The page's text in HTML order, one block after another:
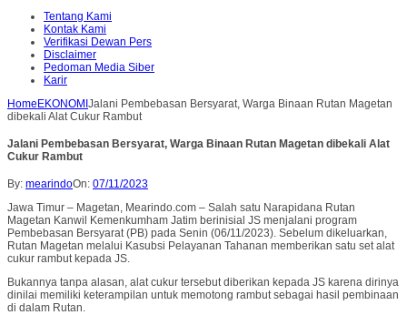
Tentang Kami
Kontak Kami
Verifikasi Dewan Pers
Disclaimer
Pedoman Media Siber
Karir
Home EKONOMI Jalani Pembebasan Bersyarat, Warga Binaan Rutan Magetan
dibekali Alat Cukur Rambut
Jalani Pembebasan Bersyarat, Warga Binaan Rutan Magetan dibekali Alat
Cukur Rambut
By: mearindoOn: 07/11/2023
Jawa Timur – Magetan, Mearindo.com – Salah satu Narapidana Rutan
Magetan Kanwil Kemenkumham Jatim berinisial JS menjalani program
Pembebasan Bersyarat (PB) pada Senin (06/11/2023). Sebelum dikeluarkan,
Rutan Magetan melalui Kasubsi Pelayanan Tahanan memberikan satu set alat
cukur rambut kepada JS.
Bukannya tanpa alasan, alat cukur tersebut diberikan kepada JS karena dirinya
dinilai memiliki keterampilan untuk memotong rambut sebagai hasil pembinaan
di dalam Rutan.